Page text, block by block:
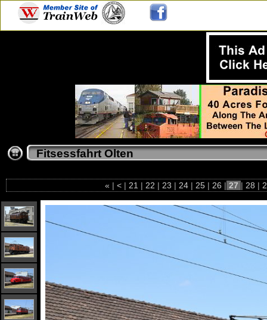
Fitsessfahrt Olten
« | < | 21 | 22 | 23 | 24 | 25 | 26 | 27 | 28 |